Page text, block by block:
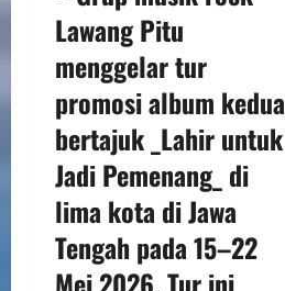
Lawang Pitu
menggelar tur
promosi album kedua
bertajuk _Lahir untuk
Jadi Pemenang_ di
lima kota di Jawa
Tengah pada 15–22